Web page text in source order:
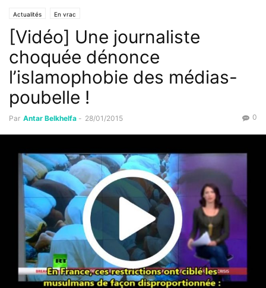
Actualités En vrac
[Vidéo] Une journaliste
choquée dénonce
l’islamophobie des médias-
poubelle !
Par Antar Belkhelfa - 28/01/2015 0